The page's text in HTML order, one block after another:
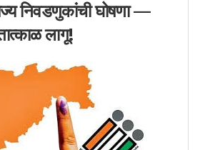
निवडणुकांची घोषणा —
लागू!